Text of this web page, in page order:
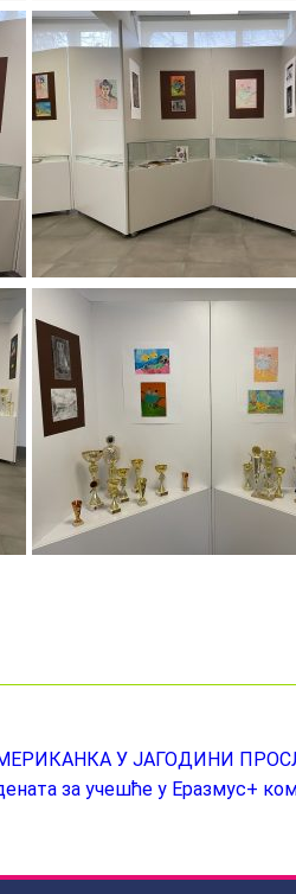
У ЈАГОДИНИ
за учешће у Еразмус+